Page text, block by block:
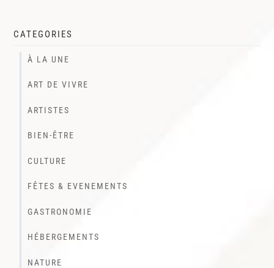
CATEGORIES
À LA UNE
ART DE VIVRE
ARTISTES
BIEN-ÊTRE
CULTURE
FÊTES & EVENEMENTS
GASTRONOMIE
HÉBERGEMENTS
NATURE